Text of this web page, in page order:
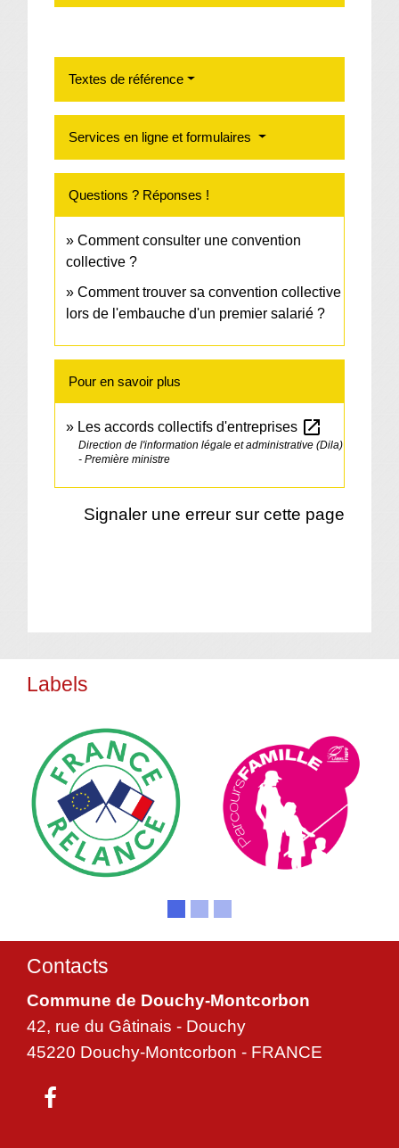
Textes de référence
Services en ligne et formulaires
Questions ? Réponses !
Comment consulter une convention
collective ?
Comment trouver sa convention collective
lors de l'embauche d'un premier salarié ?
Pour en savoir plus
Les accords collectifs d'entreprises open_in_new
Direction de l'information légale et administrative (Dila)
- Première ministre
Signaler une erreur sur cette page
Labels
Contacts
Commune de Douchy-Montcorbon
42, rue du Gâtinais - Douchy
45220 Douchy-Montcorbon - FRANCE